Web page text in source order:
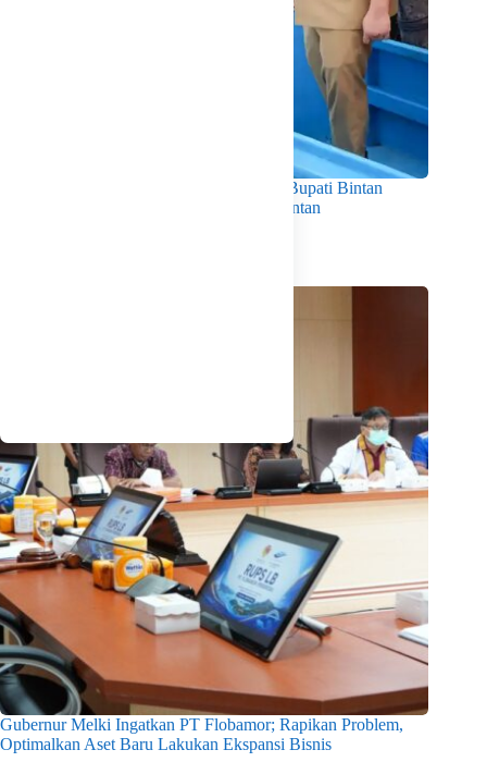
Dorong Produktivitas dan Kesejahteraan, Bupati Bintan
Serahkan 11 Kapal Ikan untuk Nelayan Bintan
Gubernur Melki Ingatkan PT Flobamor; Rapikan Problem,
Optimalkan Aset Baru Lakukan Ekspansi Bisnis